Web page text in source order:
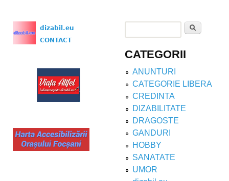
dizabil.eu
CONTACT
Search form
CATEGORII
ANUNTURI
CATEGORIE LIBERA
CREDINTA
DIZABILITATE
DRAGOSTE
GANDURI
HOBBY
SANATATE
UMOR